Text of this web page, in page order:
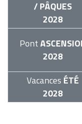
/ PÂQUES
2028
Pont
2028
Vacances ÉTÉ
2028